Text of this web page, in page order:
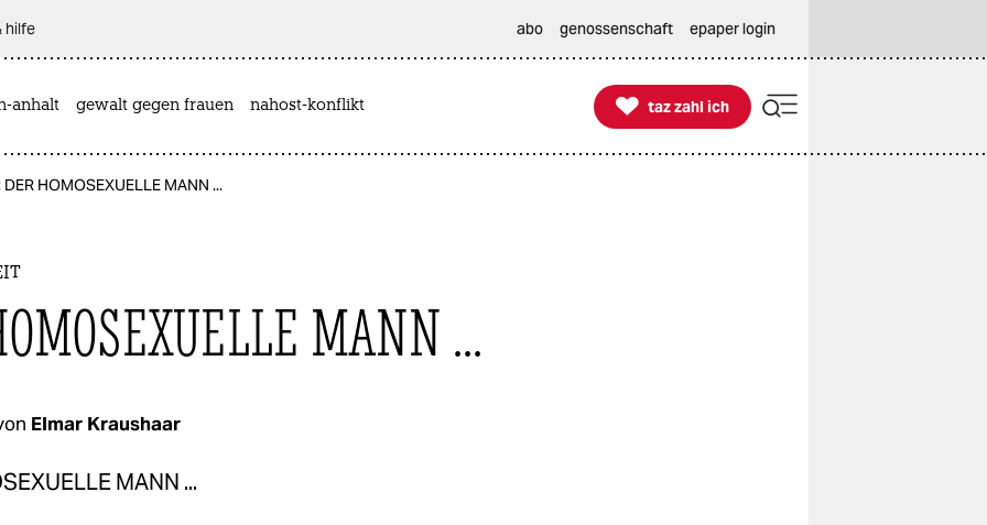
hilfe abo genossenschaft epaper login
anhalt gewalt gegen frauen nahost-konflikt 
taz zahl ich
taz zahl ich
DER HOMOSEXUELLE MANN ...
MANN ...
Elmar Kraushaar
MANN ...